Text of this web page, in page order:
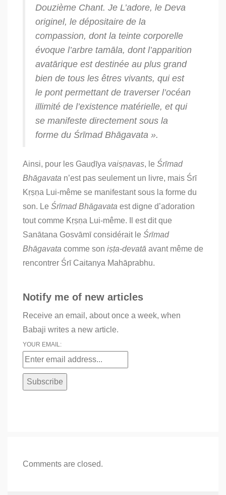
Douzième Chant. Je L’adore, le Deva
originel, le dépositaire de la
compassion, dont la teinte corporelle
évoque l’arbre tamāla, dont l’apparition
avatārique est destinée au plus grand
bien de tous les êtres vivants, qui est
le pont permettant de traverser l’océan
illimité de l’existence matérielle, et qui
se manifeste directement sous la
forme du Śrīmad Bhāgavata ».
Ainsi, pour les Gauḍīya vaiṣṇavas, le Śrīmad
Bhāgavata n’est pas seulement un livre, mais Śrī
Kṛṣṇa Lui-même se manifestant sous la forme du
son. Le Śrīmad Bhāgavata est digne d’adoration
tout comme Kṛṣṇa Lui-même. Il est dit que
Sanātana Gosvāmī considérait le Śrīmad
Bhāgavata comme son iṣṭa-devatā avant même de
rencontrer Śrī Caitanya Mahāprabhu.
Notify me of new articles
Receive an email, about once a week, when
Babaji writes a new article.
YOUR EMAIL:
Comments are closed.